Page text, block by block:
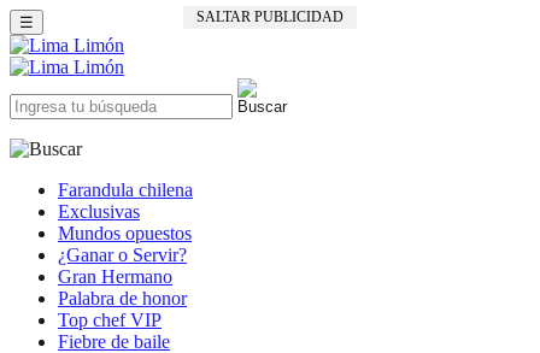
SALTAR PUBLICIDAD
☰
Farandula chilena
Exclusivas
Mundos opuestos
¿Ganar o Servir?
Gran Hermano
Palabra de honor
Top chef VIP
Fiebre de baile